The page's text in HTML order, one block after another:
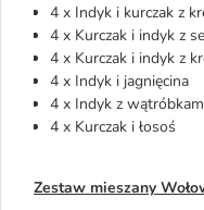
4 x Indyk i kurczak z
4 x Kurczak i indyk z
4 x Kurczak i indyk z
4 x Indyk i jagnięcina
4 x Indyk z
4 x Kurczak i łosoś
Zestaw mieszany